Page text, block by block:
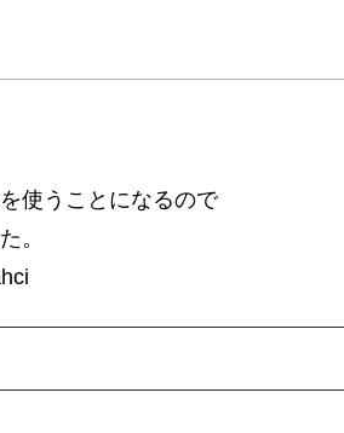
使うことになるので
。